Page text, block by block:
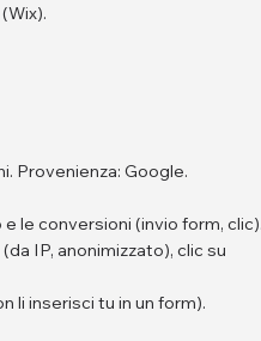
Provenienza: Google.
le conversioni (invio form, clic).
IP, anonimizzato), clic su
li inserisci tu in un form).